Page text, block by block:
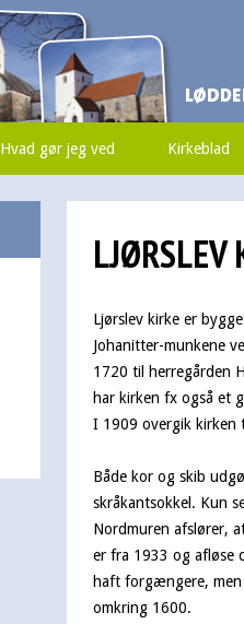
Hvad gør jeg ved Kirkeblad
LJØRSLEV
Ljørslev kirke er
Johanitter-munkene
1720 til herregården
har kirken fx også et
I 1909 overgik kirken
Både kor og skib
skråkantsokkel. Kun
Nordmuren afslører,
er fra 1933 og afløse
haft forgængere, men
omkring 1600.